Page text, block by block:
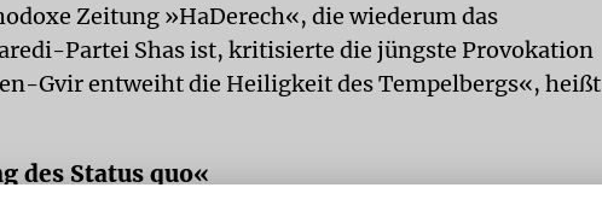
Zeitung »HaDerech«, die wiederum das
Partei Shas ist, kritisierte die jüngste Provokation
Gvir entweiht die Heiligkeit des Tempelbergs«, heißt
des Status quo«